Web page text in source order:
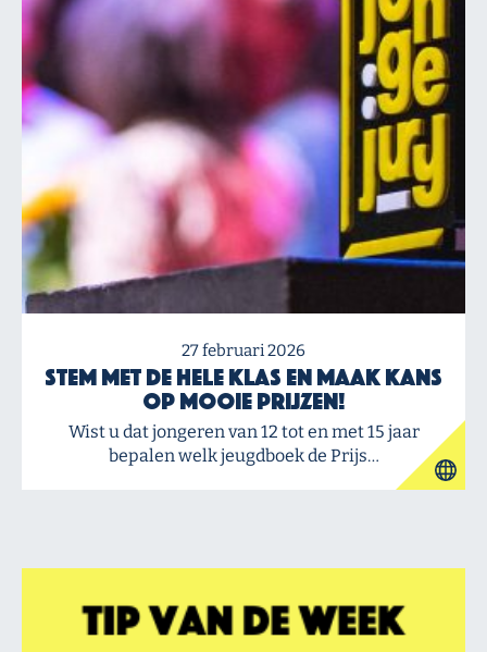
27 februari 2026
Stem met de hele klas en maak kans
op mooie prijzen!
Wist u dat jongeren van 12 tot en met 15 jaar
bepalen welk jeugdboek de Prijs…